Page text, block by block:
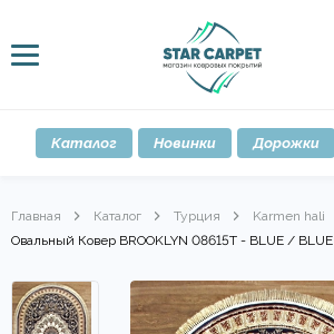
Каталог Новинки Дорожки
Главная Каталог Турция Karmen hali
Овальный Ковер BROOKLYN 08615T - BLUE / BLUE